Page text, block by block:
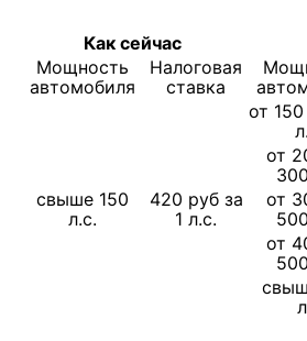
Как сейчас
Мощность
автомобиля
Налоговая
ставка
свыше 150
л.с.
420 руб за
1 л.с.
от
от
от
от